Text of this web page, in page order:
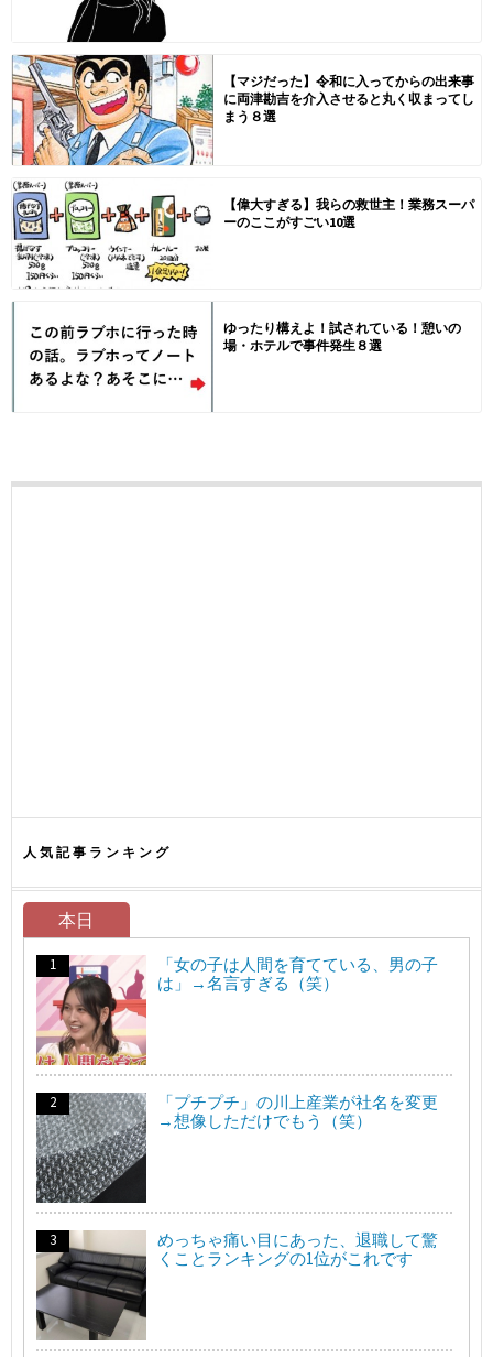
【マジだった】令和に入ってからの出来事
に両津勘吉を介入させると丸く収まってし
まう８選
【偉大すぎる】我らの救世主！業務スーパ
ーのここがすごい10選
ゆったり構えよ！試されている！憩いの
場・ホテルで事件発生８選
人気記事ランキング
本日
「女の子は人間を育てている、男の子
は」→名言すぎる（笑）
「プチプチ」の川上産業が社名を変更
→想像しただけでもう（笑）
めっちゃ痛い目にあった、退職して驚
くことランキングの1位がこれです